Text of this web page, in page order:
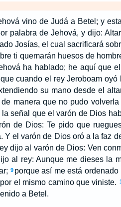
vino de Judá a Betel; y
palabra de Jehová, y dijo:
Josías, el cual sacrificará
ti quemarán huesos de
ha hablado; he aquí que
cuando el rey Jeroboam
su mano desde el
manera que no pudo
señal que el varón de Dios
de Dios: Te pido que
Y el varón de Dios oró a la faz
dijo al varón de Dios: Ven
al rey: Aunque me dieses la
9 porque así me está
el mismo camino que viniste.
a Betel.